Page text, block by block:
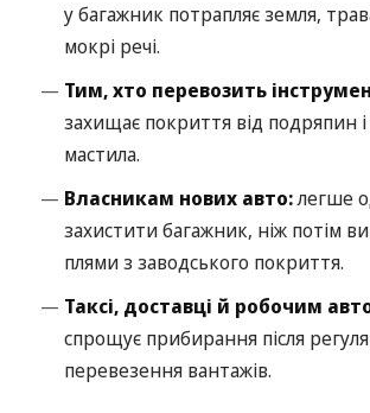
у багажник потрапляє земля,
мокрі речі.
Тим, хто перевозить
захищає покриття від подряпин і
мастила.
Власникам нових авто:легше
захистити багажник, ніж потім
плями з заводського покриття.
Таксі, доставці й робочим
спрощує прибирання після
перевезення вантажів.